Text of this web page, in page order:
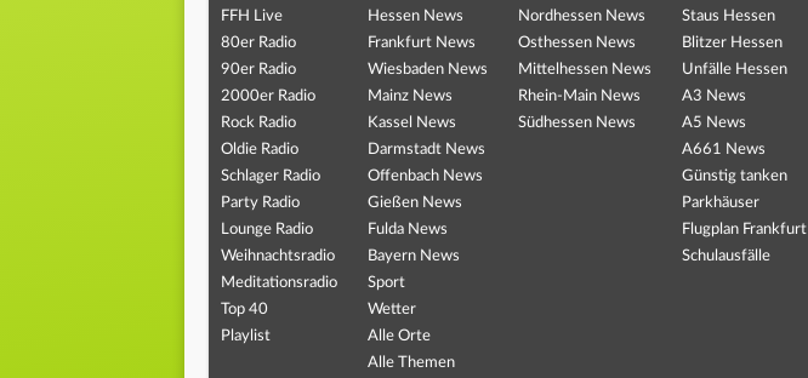
FFH Live
80er Radio
90er Radio
2000er Radio
Rock Radio
Oldie Radio
Schlager Radio
Party Radio
Lounge Radio
Weihnachtsradio
Meditationsradio
Top 40
Playlist
Hessen News
Frankfurt News
Wiesbaden News
Mainz News
Kassel News
Darmstadt News
Offenbach News
Gießen News
Fulda News
Bayern News
Sport
Wetter
Alle Orte
Alle Themen
Nordhessen News
Osthessen News
Mittelhessen News
Rhein-Main News
Südhessen News
Staus Hessen
Blitzer Hessen
Unfälle Hessen
A3 News
A5 News
A661 News
Günstig tanken
Parkhäuser
Flugplan Frankfurt
Schulausfälle